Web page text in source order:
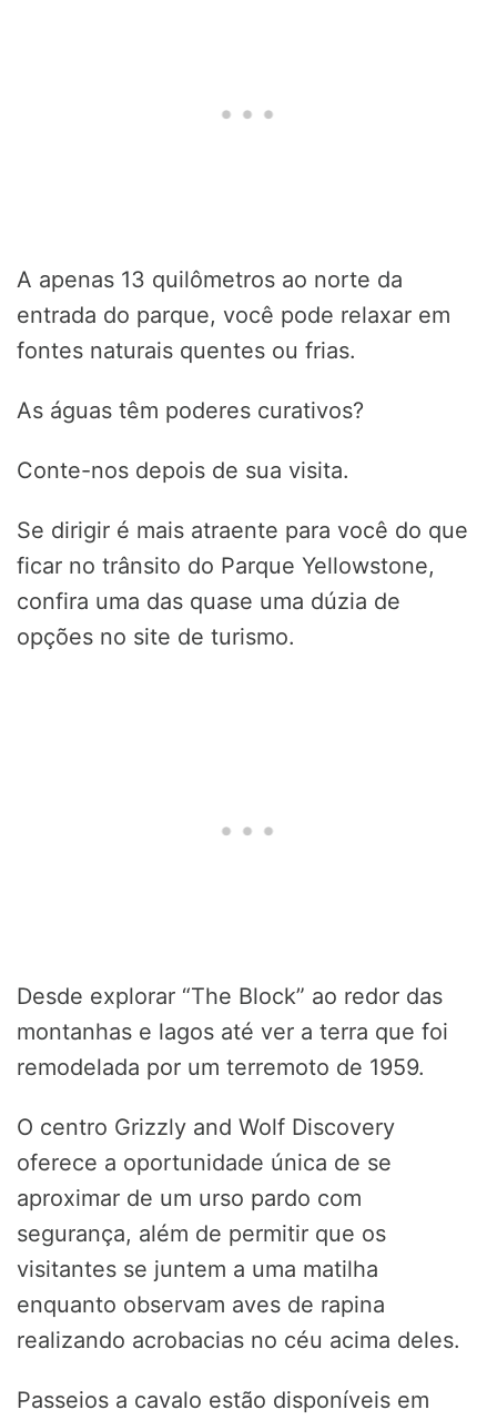
A apenas 13 quilômetros ao norte da
entrada do parque, você pode relaxar em
fontes naturais quentes ou frias.
As águas têm poderes curativos?
Conte-nos depois de sua visita.
Se dirigir é mais atraente para você do que
ficar no trânsito do Parque Yellowstone,
confira uma das quase uma dúzia de
opções no site de turismo.
Desde explorar “The Block” ao redor das
montanhas e lagos até ver a terra que foi
remodelada por um terremoto de 1959.
O centro Grizzly and Wolf Discovery
oferece a oportunidade única de se
aproximar de um urso pardo com
segurança, além de permitir que os
visitantes se juntem a uma matilha
enquanto observam aves de rapina
realizando acrobacias no céu acima deles.
Passeios a cavalo estão disponíveis em